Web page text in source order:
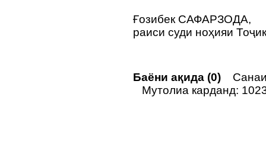
Ғозибек САФАРЗОДА,
раиси суди ноҳияи
Баёни ақида (0)
Мутолиа карданд: